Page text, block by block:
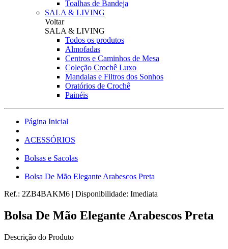
Toalhas de Bandeja
SALA & LIVING
Voltar
SALA & LIVING
Todos os produtos
Almofadas
Centros e Caminhos de Mesa
Coleção Crochê Luxo
Mandalas e Filtros dos Sonhos
Oratórios de Crochê
Painéis
Página Inicial
ACESSÓRIOS
Bolsas e Sacolas
Bolsa De Mão Elegante Arabescos Preta
Ref.: 2ZB4BAKM6 | Disponibilidade: Imediata
Bolsa De Mão Elegante Arabescos Preta
Descrição do Produto